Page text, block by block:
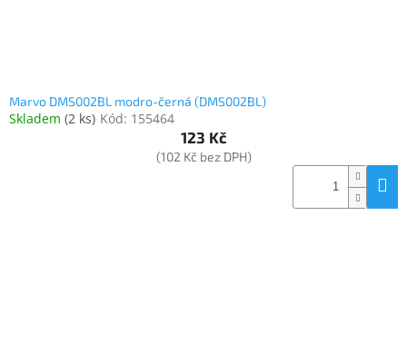
Marvo DMS002BL modro-černá (DMS002BL)
Skladem (2 ks) Kód: 155464
123 Kč
(102 Kč bez DPH)